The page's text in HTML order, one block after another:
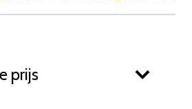
prijs